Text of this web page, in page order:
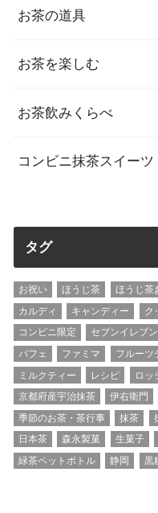
お茶の道具
お茶を楽しむ
お茶飲みくらべ
コンビニ抹茶スイーツ
タグ
お祝い ほうじ茶 ほうじ茶
カルディ
キャンディー ク
コンビニ限定
セブンイレブン
パフェ
ファミマ フルーツ
ミルクティー
レシピ ロッ
京都府産宇治抹茶
伊右衛門
季節のお茶・茶行事
抹茶
日本茶
森永製菓 生菓子
緑茶ペットボトル
静岡 黒